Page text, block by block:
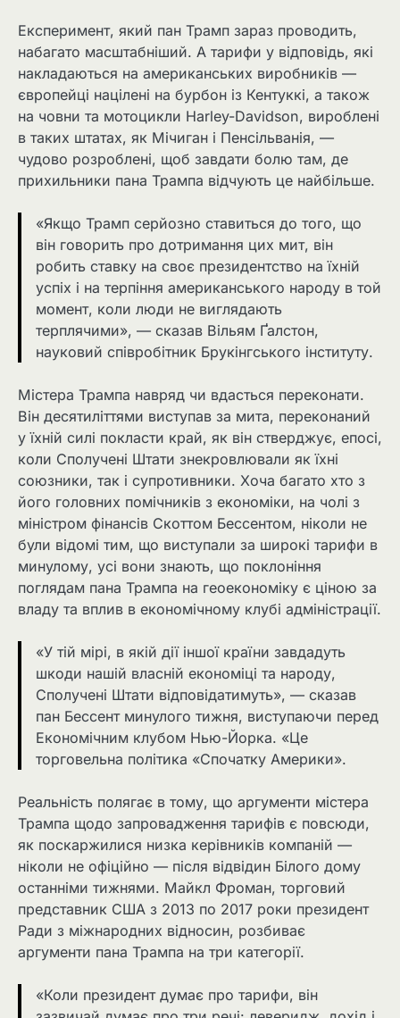
Експеримент, який пан Трамп зараз проводить,
набагато масштабніший. А тарифи у відповідь, які
накладаються на американських виробників —
європейці націлені на бурбон із Кентуккі, а також
на човни та мотоцикли Harley-Davidson, вироблені
в таких штатах, як Мічиган і Пенсільванія, —
чудово розроблені, щоб завдати болю там, де
прихильники пана Трампа відчують це найбільше.
«Якщо Трамп серйозно ставиться до того, що
він говорить про дотримання цих мит, він
робить ставку на своє президентство на їхній
успіх і на терпіння американського народу в той
момент, коли люди не виглядають
терплячими», — сказав Вільям Ґалстон,
науковий співробітник Брукінгського інституту.
Містера Трампа навряд чи вдасться переконати.
Він десятиліттями виступав за мита, переконаний
у їхній силі покласти край, як він стверджує, епосі,
коли Сполучені Штати знекровлювали як їхні
союзники, так і супротивники. Хоча багато хто з
його головних помічників з економіки, на чолі з
міністром фінансів Скоттом Бессентом, ніколи не
були відомі тим, що виступали за широкі тарифи в
минулому, усі вони знають, що поклоніння
поглядам пана Трампа на геоекономіку є ціною за
владу та вплив в економічному клубі адміністрації.
«У тій мірі, в якій дії іншої країни завдадуть
шкоди нашій власній економіці та народу,
Сполучені Штати відповідатимуть», — сказав
пан Бессент минулого тижня, виступаючи перед
Економічним клубом Нью-Йорка. «Це
торговельна політика «Спочатку Америки».
Реальність полягає в тому, що аргументи містера
Трампа щодо запровадження тарифів є повсюди,
як поскаржилися низка керівників компаній —
ніколи не офіційно — після відвідин Білого дому
останніми тижнями. Майкл Фроман, торговий
представник США з 2013 по 2017 роки президент
Ради з міжнародних відносин, розбиває
аргументи пана Трампа на три категорії.
«Коли президент думає про тарифи, він